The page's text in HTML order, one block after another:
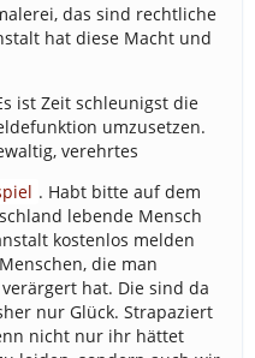
das sind rechtliche
hat diese Macht und
ist Zeit schleunigst die
umzusetzen.
verehrtes
. Habt bitte auf dem
lebende Mensch
kostenlos melden
die man
hat. Die sind da
nur Glück. Strapaziert
nicht nur ihr hättet